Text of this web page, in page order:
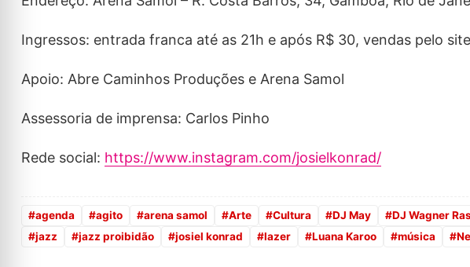
Ingressos: entrada franca até as 21h e após R$ 30, vendas pelo site
Apoio: Abre Caminhos Produções e Arena Samol
Assessoria de imprensa: Carlos Pinho
Rede social: https://www.instagram.com/josielkonrad/
#agenda #agito #arena samol #Arte #Cultura #DJ May #DJ Wagner
#jazz #jazz proibidão #josiel konrad #lazer #Luana Karoo #música #